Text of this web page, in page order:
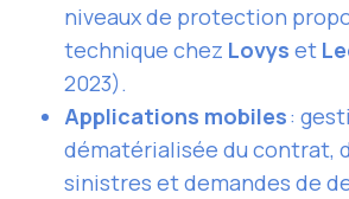
niveaux de protection
technique chez Lovys et
2023).
Applications mobiles:
dématérialisée du contrat,
sinistres et demandes de